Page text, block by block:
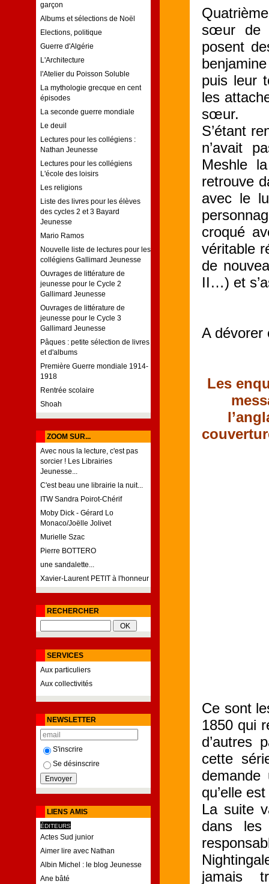
garçon
Albums et sélections de Noël
Elections, politique
Guerre d'Algérie
L'Architecture
l'Atelier du Poisson Soluble
La mythologie grecque en cent
épisodes
La seconde guerre mondiale
Le deuil
Lectures pour les collégiens :
Nathan Jeunesse
Lectures pour les collégiens
L'école des loisirs
Les religions
Liste des livres pour les élèves
des cycles 2 et 3 Bayard
Jeunesse
Mario Ramos
Nouvelle liste de lectures pour les
collégiens Gallimard Jeunesse
Ouvrages de littérature de
jeunesse pour le Cycle 2
Gallimard Jeunesse
Ouvrages de littérature de
jeunesse pour le Cycle 3
Gallimard Jeunesse
Pâques : petite sélection de livres
et d'albums
Première Guerre mondiale 1914-
1918
Rentrée scolaire
Shoah
ZOOM SUR...
Avec nous la lecture, c'est pas
sorcier ! Les Librairies
Jeunesse...
C'est beau une librairie la nuit...
ITW Sandra Poirot-Chérif
Moby Dick - Gérard Lo
Monaco/Joëlle Jolivet
Murielle Szac
Pierre BOTTERO
une sandalette...
Xavier-Laurent PETIT à l'honneur
RECHERCHER
SERVICES
Aux particuliers
Aux collectivités
NEWSLETTER
S'inscrire
Se désinscrire
LIENS AMIS
ÉDITEURS
Actes Sud junior
Aimer lire avec Nathan
Albin Michel : le blog Jeunesse
Ane bâté
sœur de
posent
puis leur
les
sœur.
S’étant
n’avait
Meshle
retrouve
avec le
croqué
véritable
de
II…) et
A dévorer
Les
Ce sont
1850 qui
d’autres
cette
qu’elle
La suite
dans
jamais